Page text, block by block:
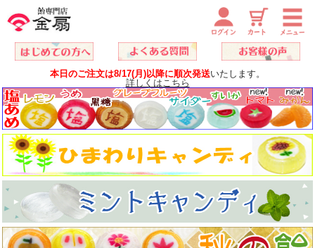
本日のご注文は8/17(月)以降に順次発送いたします。
詳しくはこちら